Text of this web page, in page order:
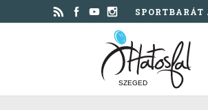
SZEGED